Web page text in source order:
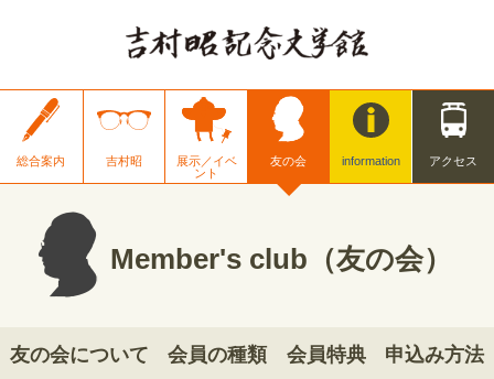
総合案内 吉村昭
展示／イベ
ント
友の会 information アクセス
Member's club（友の会）
友の会について 会員の種類 会員特典 申込み方法